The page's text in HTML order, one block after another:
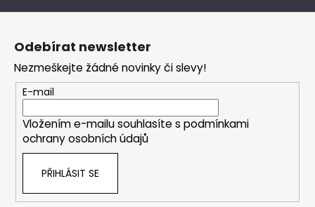
Z
Odebírat newsletter
Nezmeškejte žádné novinky či slevy!
E-mail
Vložením e-mailu souhlasíte s podmínkami
ochrany osobních údajů
PŘIHLÁSIT SE